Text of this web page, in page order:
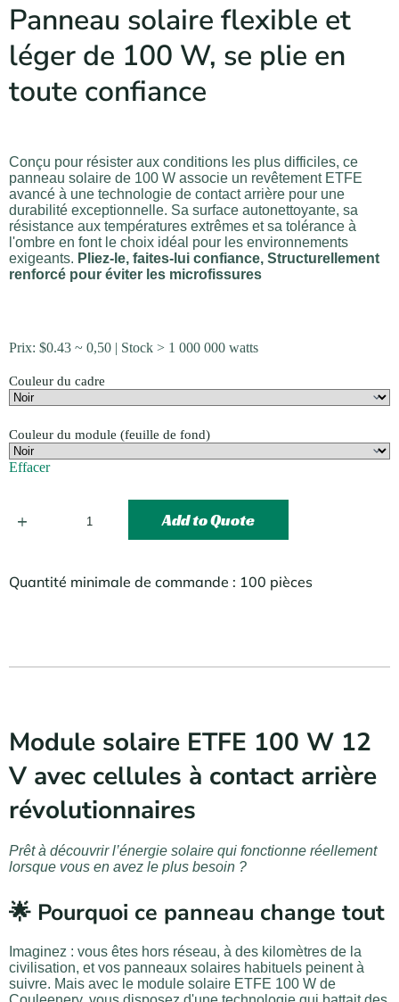
Panneau solaire flexible et
léger de 100 W, se plie en
toute confiance
Conçu pour résister aux conditions les plus difficiles, ce
panneau solaire de 100 W associe un revêtement ETFE
avancé à une technologie de contact arrière pour une
durabilité exceptionnelle. Sa surface autonettoyante, sa
résistance aux températures extrêmes et sa tolérance à
l'ombre en font le choix idéal pour les environnements
exigeants. Pliez-le, faites-lui confiance, Structurellement
renforcé pour éviter les microfissures
Prix: $0.43 ~ 0,50 | Stock > 1 000 000 watts
Couleur du cadre
Couleur du module (feuille de fond)
Effacer
Add to Quote
Quantité minimale de commande : 100 pièces
Module solaire ETFE 100 W 12
V avec cellules à contact arrière
révolutionnaires
Prêt à découvrir l’énergie solaire qui fonctionne réellement
lorsque vous en avez le plus besoin ?
🌟 Pourquoi ce panneau change tout
Imaginez : vous êtes hors réseau, à des kilomètres de la
civilisation, et vos panneaux solaires habituels peinent à
suivre. Mais avec le module solaire ETFE 100 W de